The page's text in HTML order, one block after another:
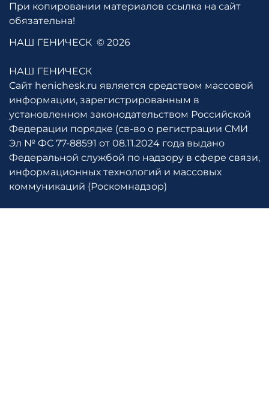
При копировании материалов ссылка на сайт
обязательна!
НАШ ГЕНИЧЕСК © 2026
НАШ ГЕНИЧЕСК
Сайт henichesk.ru является средством массовой
информации, зарегистрированным в
установленном законодательством Российской
Федерации порядке (св-во о регистрации СМИ
Эл № ФС 77-88591 от 08.11.2024 года выдано
Федеральной службой по надзору в сфере связи,
информационных технологий и массовых
коммуникаций (Роскомнадзор)